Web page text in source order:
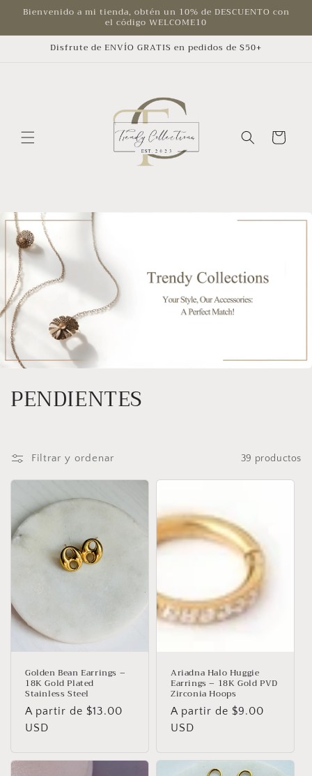
directamente
Bienvenido a mi tienda, obtén un 10% de DESCUENTO con
el código WELCOME10
Disfrute de ENVÍO GRATIS en pedidos de $50+
Carrito
C
l
e
c
c
n
:
PENDIENTES
Filtrar y ordenar 39 productos
Golden Bean Earrings –
18K Gold Plated
Stainless Steel
Precio
habitual
A partir de $13.00
USD
Ariadna Halo Huggie
Earrings – 18K Gold PVD
Zirconia Hoops
Precio
habitual
A partir de $9.00
USD